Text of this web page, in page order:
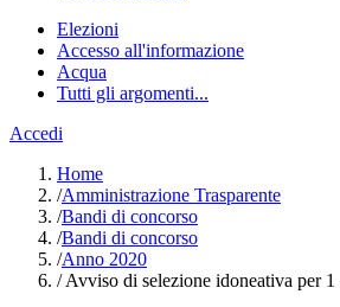
Elezioni
Accesso all'informazione
Acqua
Tutti gli argomenti...
Accedi
Home
/Amministrazione Trasparente
/Bandi di concorso
/Bandi di concorso
/Anno 2020
/Avviso di selezione idoneativa per 1